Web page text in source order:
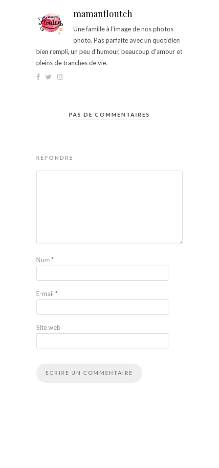
mamanfloutch
Une famille à l'image de nos photos
photo. Pas parfaite avec un quotidien
bien rempli, un peu d'humour, beaucoup d'amour et
pleins de tranches de vie.
PAS DE COMMENTAIRES
RÉPONDRE
Nom *
E-mail *
Site web